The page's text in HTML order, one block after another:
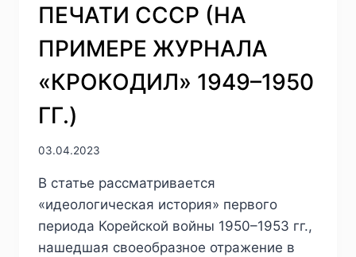
ПЕЧАТИ СССР (НА
ПРИМЕРЕ ЖУРНАЛА
«КРОКОДИЛ» 1949–1950
ГГ.)
03.04.2023
В статье рассматривается
«идеологическая история» первого
периода Корейской войны 1950–1953 гг.,
нашедшая своеобразное отражение в